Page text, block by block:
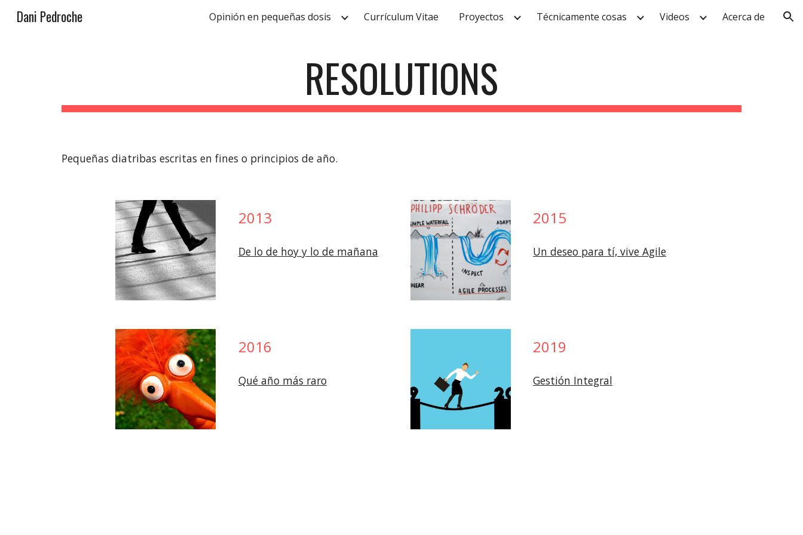
Skip to main content Skip to navigation
Dani Pedroche Opinión en pequeñas dosis Currículum Vitae Proyectos Técnicamente cosas Videos Acerca de
RESOLUTIONS
Pequeñas diatribas escritas en fines o principios de año.
2013
De lo de hoy y lo de mañana
2015
Un deseo para tí, vive Agile
2016
Qué año más raro
2019
Gestión Integral